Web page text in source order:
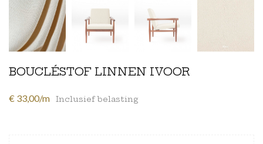
BOUCLÉSTOF LINNEN IVOOR
€ 33,00/m Inclusief belasting